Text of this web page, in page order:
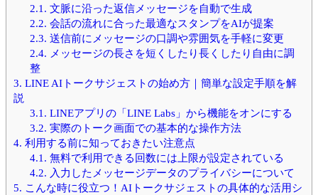
2.1. 文脈に沿った返信メッセージを自動で生成
2.2. 会話の流れに合った最適なスタンプをAIが提案
2.3. 送信前にメッセージの口調や雰囲気を手軽に変更
2.4. メッセージの長さを短くしたり長くしたり自由に調
整
3. LINE AIトークサジェストの始め方｜簡単な設定手順を解
説
3.1. LINEアプリの「LINE Labs」から機能をオンにする
3.2. 実際のトーク画面での基本的な操作方法
4. 利用する前に知っておきたい注意点
4.1. 無料で利用できる回数には上限が設定されている
4.2. 入力したメッセージデータのプライバシーについて
5. こんな時に役立つ！AIトークサジェストの具体的な活用シ